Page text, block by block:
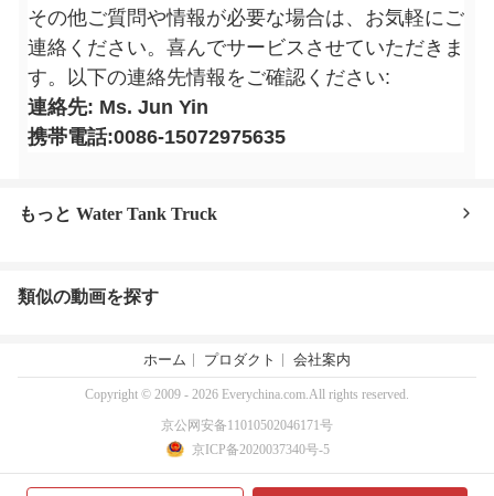
その他ご質問や情報が必要な場合は、お気軽にご
連絡ください。喜んでサービスさせていただきま
す。以下の連絡先情報をご確認ください:
連絡先: Ms. Jun Yin
携帯電話:0086-15072975635
もっと Water Tank Truck
類似の動画を探す
ホーム プロダクト 会社案内
Copyright © 2009 - 2026 Everychina.com.All rights reserved.
京公网安备11010502046171号
京ICP备2020037340号-5